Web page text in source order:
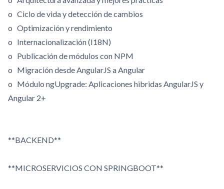
o Ciclo de vida y detección de cambios
o Optimización y rendimiento
o Internacionalización (I18N)
o Publicación de módulos con NPM
o Migración desde AngularJS a Angular
o Módulo ngUpgrade: Aplicaciones hibridas AngularJS y
Angular 2+
**BACKEND**
**MICROSERVICIOS CON SPRINGBOOT**